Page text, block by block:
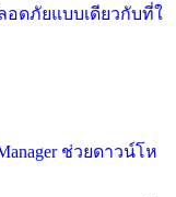
ดภัยแบบเดียวกับที่ใ
ช่วยดาวน์โห